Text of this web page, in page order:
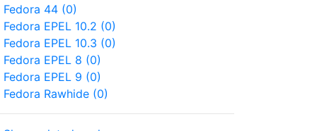
Fedora 44 (0)
Fedora EPEL 10.2 (0)
Fedora EPEL 10.3 (0)
Fedora EPEL 8 (0)
Fedora EPEL 9 (0)
Fedora Rawhide (0)